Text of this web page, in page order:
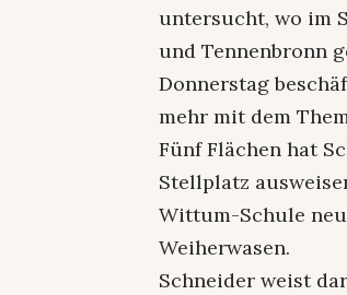
untersucht, wo im
und Tennenbronn
Donnerstag
mehr mit dem
Fünf Flächen hat
Stellplatz
Wittum-Schule
Weiherwasen.
Schneider weist